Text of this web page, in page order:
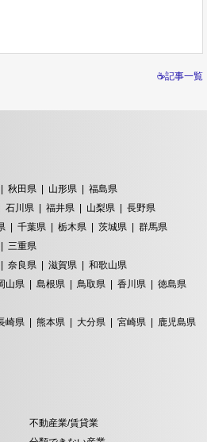
☕記事一覧
秋田県 山形県
福島県
石川県 福井県 山梨県
長野県
千葉県 栃木県 茨城県
群馬県
三重県
奈良県 滋賀県
和歌山県
山県 島根県 鳥取県 香川県
徳島県
崎県 熊本県 大分県 宮崎県
鹿児島県
不動産業/賃貸業